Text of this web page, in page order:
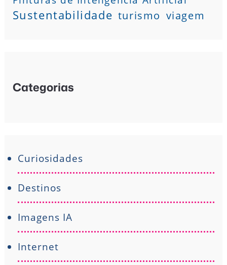
Sustentabilidade turismo viagem
Categorias
Curiosidades
Destinos
Imagens IA
Internet